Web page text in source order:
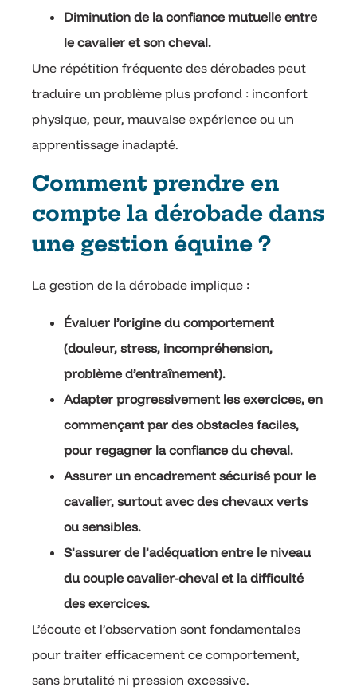
Diminution de la confiance mutuelle entre
le cavalier et son cheval.
Une répétition fréquente des dérobades peut
traduire un problème plus profond : inconfort
physique, peur, mauvaise expérience ou un
apprentissage inadapté.
Comment prendre en
compte la dérobade dans
une gestion équine ?
La gestion de la dérobade implique :
Évaluer l’origine du comportement
(douleur, stress, incompréhension,
problème d’entraînement).
Adapter progressivement les exercices, en
commençant par des obstacles faciles,
pour regagner la confiance du cheval.
Assurer un encadrement sécurisé pour le
cavalier, surtout avec des chevaux verts
ou sensibles.
S’assurer de l’adéquation entre le niveau
du couple cavalier-cheval et la difficulté
des exercices.
L’écoute et l’observation sont fondamentales
pour traiter efficacement ce comportement,
sans brutalité ni pression excessive.